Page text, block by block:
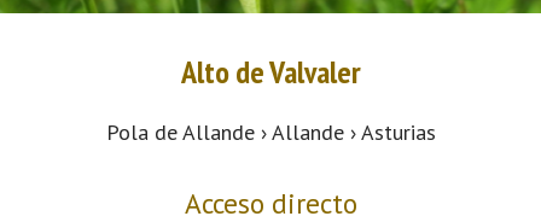
Alto de Valvaler
Pola de Allande › Allande › Asturias
Acceso directo